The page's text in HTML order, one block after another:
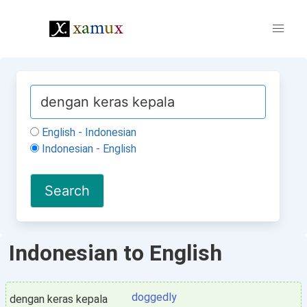
English - Indonesian
Indonesian - English
Indonesian to English
dengan keras kepala doggedly